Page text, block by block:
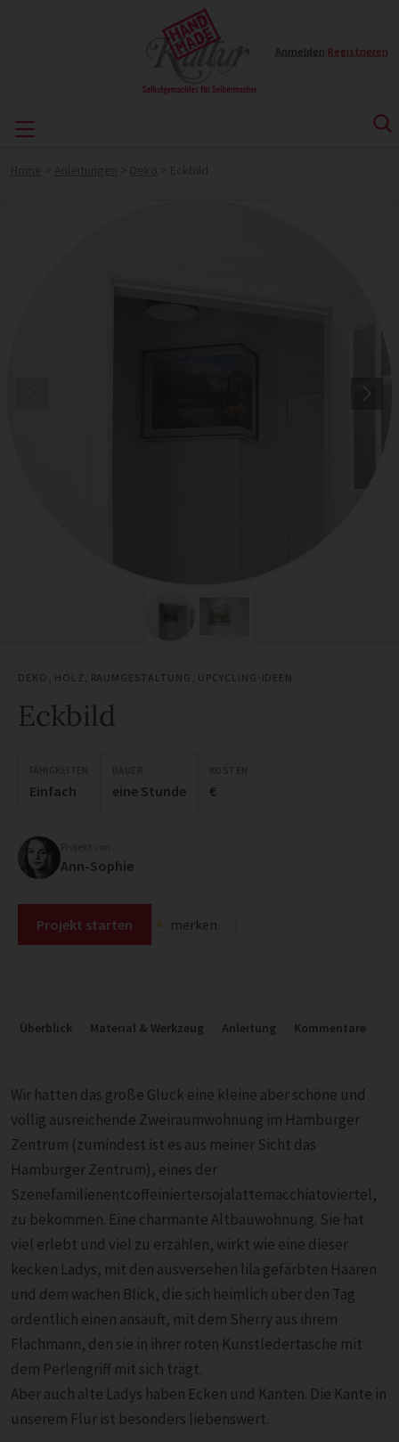
Anmelden Registrieren
DEKO HOLZ RAUMGESTALTUNG UPCYCLING-IDEEN
Eckbild
Einfach eine Stunde €
Ann-Sophie
Projekt starten merken
Überblick Material & Werkzeug Anleitung Kommentare
Wir hatten das große Glück eine kleine aber schöne und
völlig ausreichende Zweiraumwohnung im Hamburger
Zentrum (zumindest ist es aus meiner Sicht das
Hamburger Zentrum), eines der
Szenefamilienentcoffeiniertersojalattemacchiatoviertel,
zu bekommen. Eine charmante Altbauwohnung. Sie hat
viel erlebt und viel zu erzählen, wirkt wie eine dieser
kecken Ladys, mit den ausversehen lila gefärbten Haaren
und dem wachen Blick, die sich heimlich über den Tag
ordentlich einen ansäuft, mit dem Sherry aus ihrem
Flachmann, den sie in ihrer roten Kunstledertasche mit
dem Perlengriff mit sich trägt.
Aber auch alte Ladys haben Ecken und Kanten. Die Kante in
unserem Flur ist besonders liebenswert.